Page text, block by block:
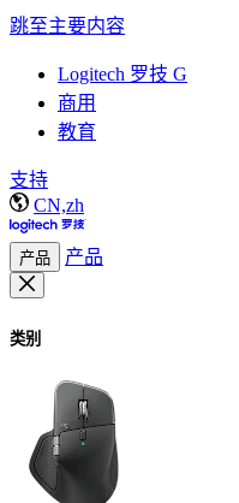
跳至主要内容
Logitech 罗技 G
商用
教育
支持
CN,zh
产品 产品
类别